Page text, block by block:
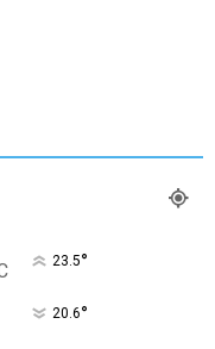
23.5°
20.6°